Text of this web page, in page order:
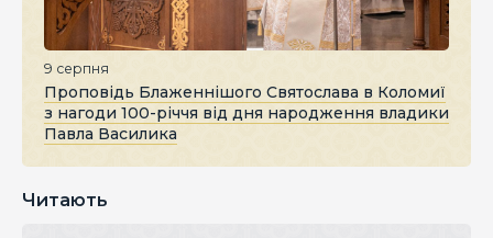
9 серпня
Проповідь Блаженнішого Святослава в Коломиї
з нагоди 100-річчя від дня народження владики
Павла Василика
Читають